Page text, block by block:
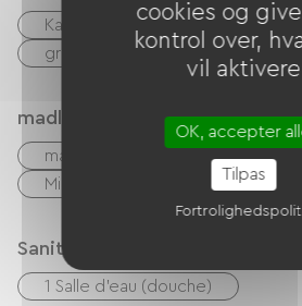
Kaffemaskine Lav linge
gratis WIFI
TV
madlavning
madlavning Køleskab
Mikrobølgeovn
Fire
Sanitære faciliteter
1 Salle d'eau (douche)
cookies og
kontrol over,
vil aktivere
OK, accepter
Tilpas